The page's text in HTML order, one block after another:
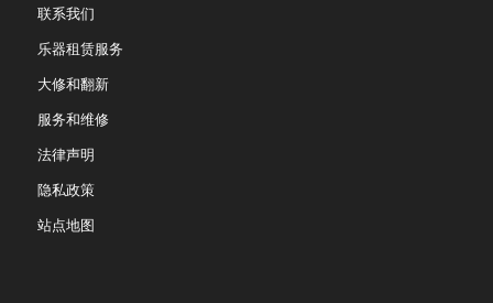
联系我们
乐器租赁服务
大修和翻新
服务和维修
法律声明
隐私政策
站点地图